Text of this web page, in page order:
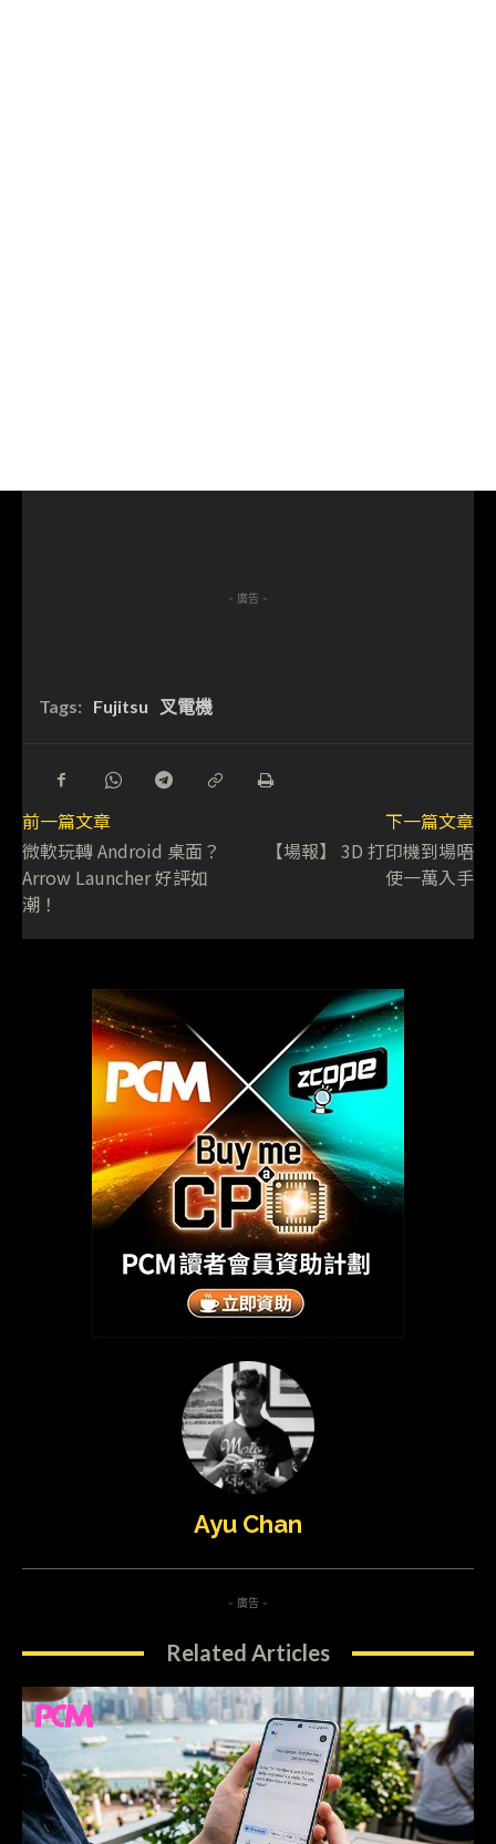
- 廣告 -
Tags: Fujitsu 叉電機
前一篇文章
微軟玩轉 Android 桌面？
Arrow Launcher 好評如
潮！
下一篇文章
【場報】 3D 打印機到場唔
使一萬入手
Ayu Chan
- 廣告 -
Related Articles